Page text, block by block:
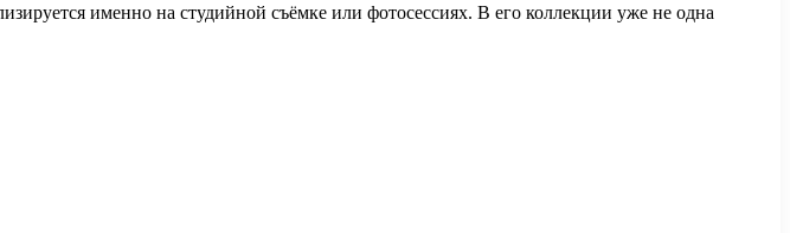
именно на студийной съёмке или фотосессиях. В его коллекции уже не одна